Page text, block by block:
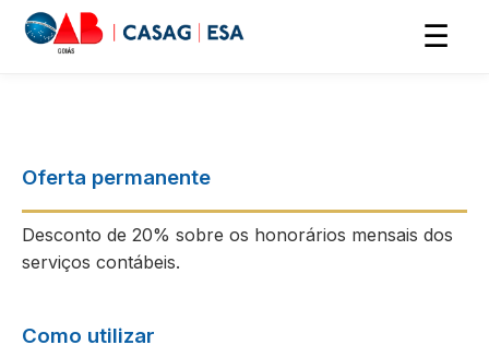
☰
Oferta permanente
Desconto de 20% sobre os honorários mensais dos
serviços contábeis.
Como utilizar